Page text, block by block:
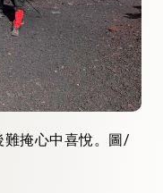
難掩心中喜悅。圖/